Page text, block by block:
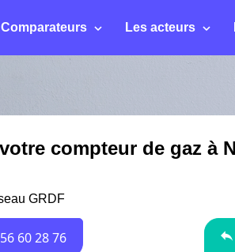
Comparateurs Les acteurs